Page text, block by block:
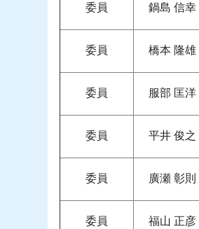
委員 鍋島 信幸
委員 橋本 隆雄
委員 服部 匡洋
委員 平井 俊之
委員 廣瀬 彰則
委員 福山 正彦